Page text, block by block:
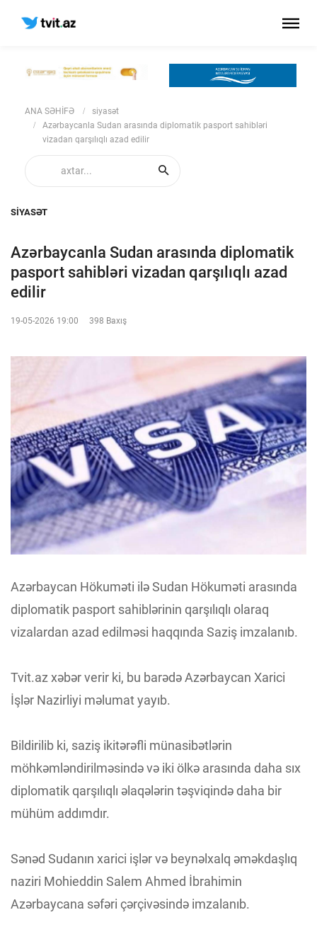
ANA SƏHİFƏ
siyasət
Azərbaycanla Sudan arasında diplomatik pasport sahibləri
vizadan qarşılıqlı azad edilir
SIYASƏT
Azərbaycanla Sudan arasında diplomatik
pasport sahibləri vizadan qarşılıqlı azad
edilir
19-05-2026 19:00 398 Baxış
Azərbaycan Hökuməti ilə Sudan Hökuməti arasında
diplomatik pasport sahiblərinin qarşılıqlı olaraq
vizalardan azad edilməsi haqqında Saziş imzalanıb.
Tvit.az xəbər verir ki, bu barədə Azərbaycan Xarici
İşlər Nazirliyi məlumat yayıb.
Bildirilib ki, saziş ikitərəfli münasibətlərin
möhkəmləndirilməsində və iki ölkə arasında daha sıx
diplomatik qarşılıqlı əlaqələrin təşviqində daha bir
mühüm addımdır.
Sənəd Sudanın xarici işlər və beynəlxalq əməkdaşlıq
naziri Mohieddin Salem Ahmed İbrahimin
Azərbaycana səfəri çərçivəsində imzalanıb.